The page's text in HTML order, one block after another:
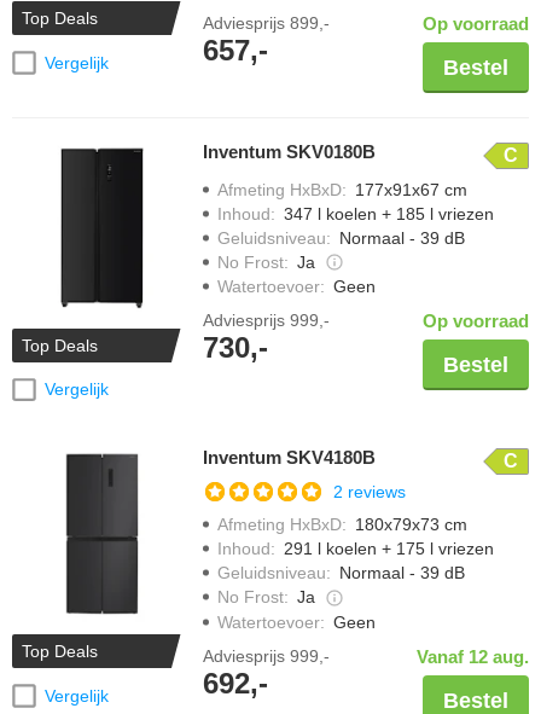
Top Deals
Vergelijk
Adviesprijs 899,-
657,-
Op voorraad
Bestel
Top Deals
Vergelijk
Inventum SKV0180B C
Afmeting HxBxD: 177x91x67 cm
Inhoud: 347 l koelen + 185 l vriezen
Geluidsniveau: Normaal - 39 dB
No Frost: Ja
Watertoevoer: Geen
Adviesprijs 999,-
730,-
Op voorraad
Bestel
Top Deals
Vergelijk
Inventum SKV4180B C
2 reviews
Afmeting HxBxD: 180x79x73 cm
Inhoud: 291 l koelen + 175 l vriezen
Geluidsniveau: Normaal - 39 dB
No Frost: Ja
Watertoevoer: Geen
Adviesprijs 999,-
692,-
Vanaf 12 aug.
Bestel